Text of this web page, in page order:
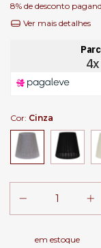
8% de desconto
Ver mais detalhes
Cor: Cinza
em estoque